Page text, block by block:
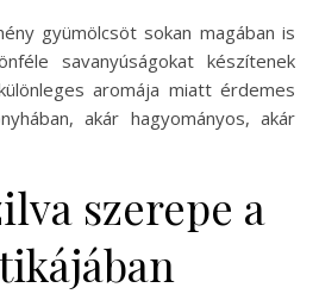
gyümölcsöt sokan magában is
savanyúságokat készítenek
aromája miatt érdemes
akár hagyományos, akár
szerepe a